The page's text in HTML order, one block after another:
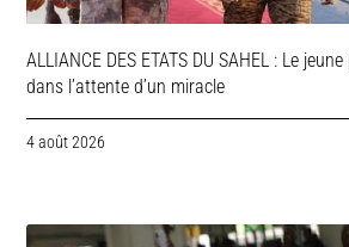
ALLIANCE DES ETATS DU SAHEL : Le
dans l’attente d’un miracle
4 août 2026